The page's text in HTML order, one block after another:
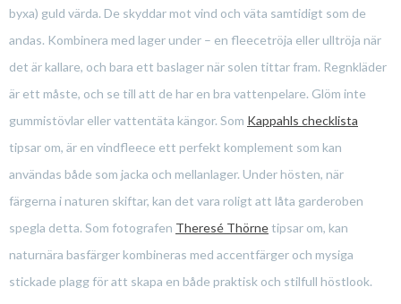
byxa) guld värda. De skyddar mot vind och väta samtidigt som de
andas. Kombinera med lager under – en fleecetröja eller ulltröja när
det är kallare, och bara ett baslager när solen tittar fram. Regnkläder
är ett måste, och se till att de har en bra vattenpelare. Glöm inte
gummistövlar eller vattentäta kängor. Som Kappahls checklista
tipsar om, är en vindfleece ett perfekt komplement som kan
användas både som jacka och mellanlager. Under hösten, när
färgerna i naturen skiftar, kan det vara roligt att låta garderoben
spegla detta. Som fotografen Theresé Thörnetipsar om, kan
naturnära basfärger kombineras med accentfärger och mysiga
stickade plagg för att skapa en både praktisk och stilfull höstlook.